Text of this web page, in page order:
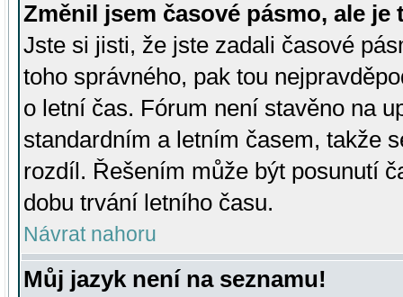
Změnil jsem časové pásmo, ale je
Jste si jisti, že jste zadali časové
toho správného, pak tou
o letní čas. Fórum není stavěno na
standardním a letním časem, takže
rozdíl. Řešením může být posunutí
dobu trvání letního času.
Návrat nahoru
Můj jazyk není na seznamu!